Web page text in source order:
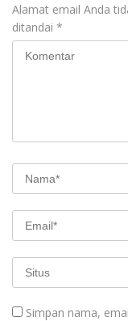
Alamat email Anda
ditandai *
Simpan nama,